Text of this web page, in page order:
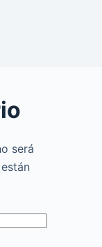
será